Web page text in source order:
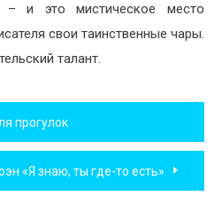
– и это мистическое место
свои таинственные чары.
талант.
прогулок
«Я знаю, ты где-то есть»